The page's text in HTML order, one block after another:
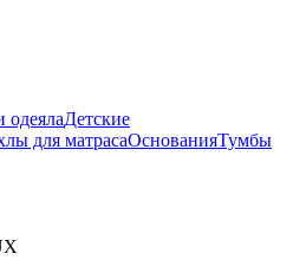
Детские
для матрасаОснованияТумбы